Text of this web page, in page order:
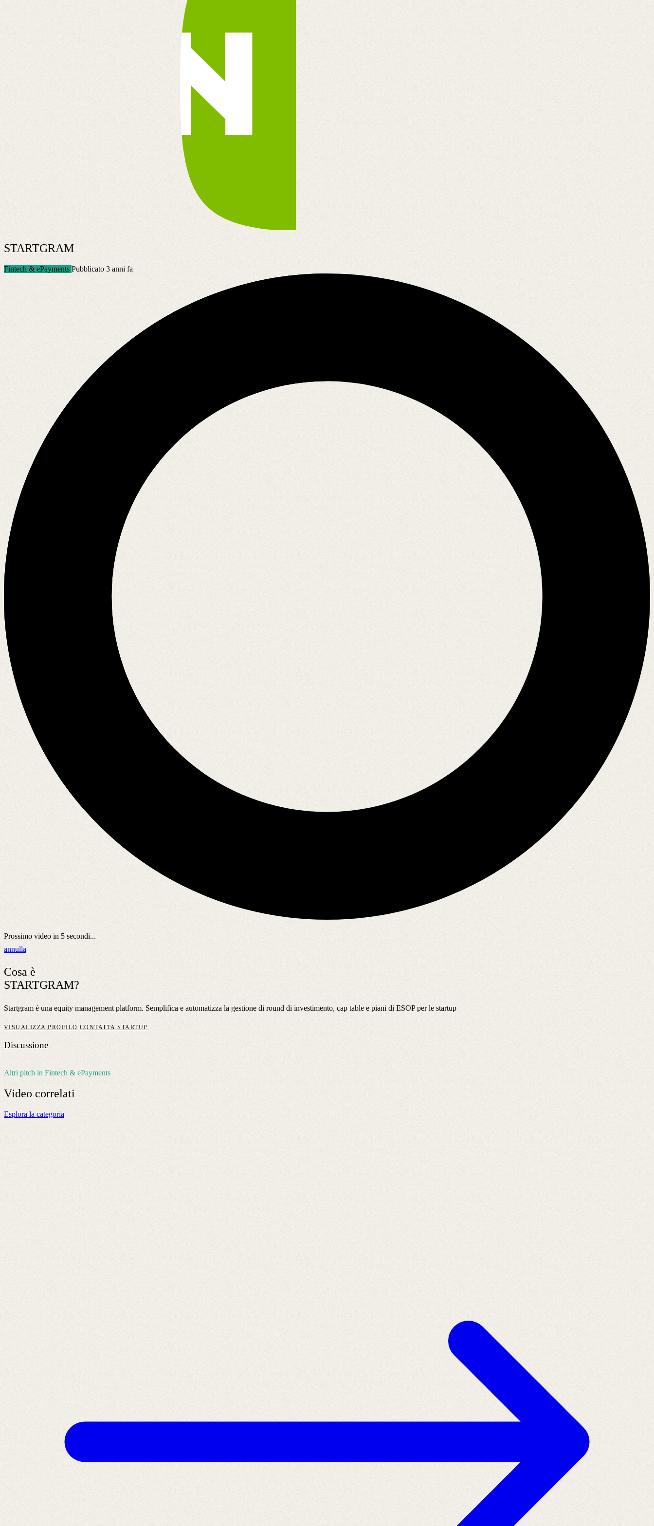
STARTGRAM
Fintech & ePayments Pubblicato 3 anni fa
Prossimo video in 5 secondi...
annulla
Cosa è
STARTGRAM?
Startgram è una equity management platform. Semplifica e automatizza la gestione di round di investimento, cap table e piani di ESOP per le startup
VISUALIZZA PROFILO CONTATTA STARTUP
Discussione
Altri pitch in Fintech & ePayments
Video correlati
Esplora la categoria